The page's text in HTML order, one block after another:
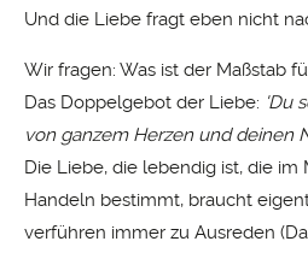
Und die Liebe fragt eben nicht
Wir fragen: Was ist der Maßstab
Das Doppelgebot der Liebe: 'Du
von ganzem Herzen und deinen
Die Liebe, die lebendig ist, die
Handeln bestimmt, braucht
verführen immer zu Ausreden